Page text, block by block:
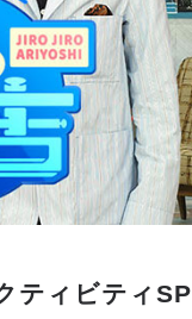
ティビティSP